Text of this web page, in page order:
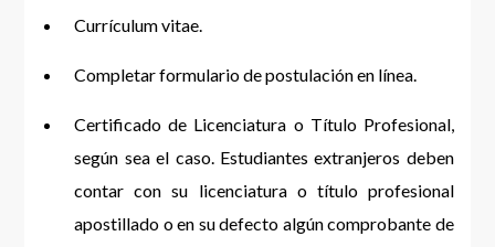
Currículum vitae.
Completar formulario de postulación en línea.
Certificado de Licenciatura o Título Profesional,
según sea el caso. Estudiantes extranjeros deben
contar con su licenciatura o título profesional
apostillado o en su defecto algún comprobante de